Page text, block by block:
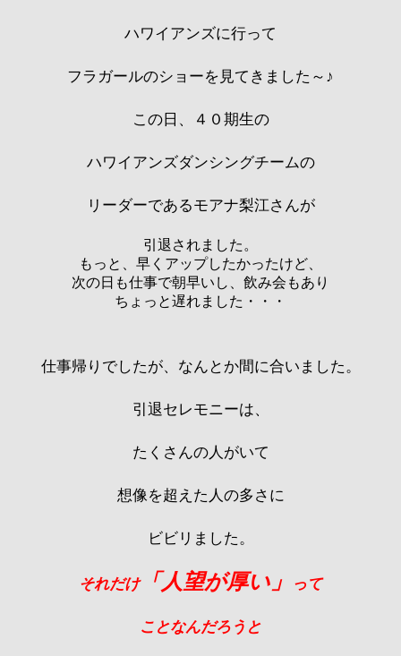
ハワイアンズに行って
フラガールのショーを見てきました～♪
この日、４０期生の
ハワイアンズダンシングチームの
リーダーであるモアナ梨江さんが
引退されました。
もっと、早くアップしたかったけど、
次の日も仕事で朝早いし、飲み会もあり
ちょっと遅れました・・・
仕事帰りでしたが、なんとか間に合いました。
引退セレモニーは、
たくさんの人がいて
想像を超えた人の多さに
ビビリました。
それだけ「人望が厚い」 って
ことなんだろうと